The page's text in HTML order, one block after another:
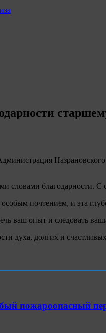
благодарности. С
почтением, и эта
ваш опыт и следовать
духа, долгих и
пожароопасный